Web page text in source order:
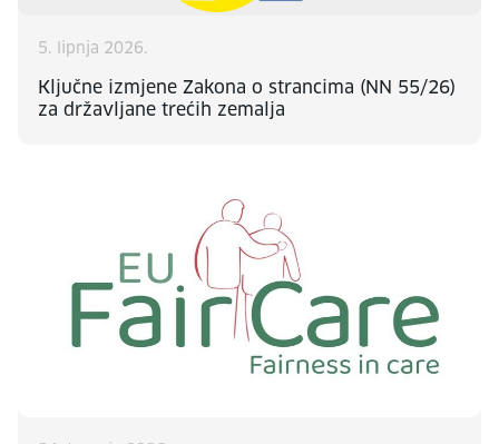
5. lipnja 2026.
Ključne izmjene Zakona o strancima (NN 55/26)
za državljane trećih zemalja